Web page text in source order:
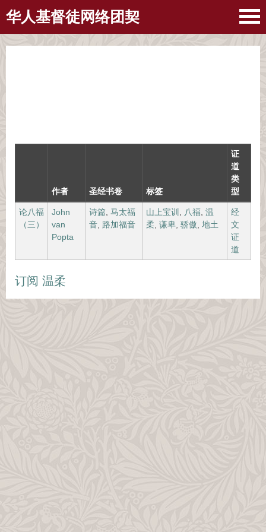
华人基督徒网络团契
作者 圣经书卷 标签
证
道
类
型
论八福
（三）
John
van
Popta
诗篇 马太福
音 路加福音
山上宝训 八福 温
柔 谦卑 骄傲 地土
经
文
证
道
订阅 温柔